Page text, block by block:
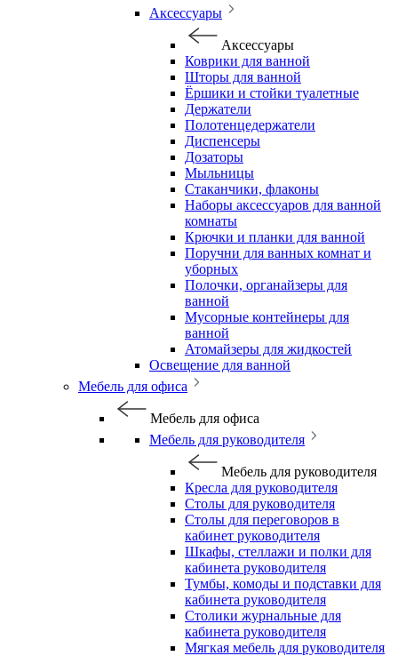
Аксессуары
Аксессуары
Коврики для ванной
Шторы для ванной
Ёршики и стойки туалетные
Держатели
Полотенцедержатели
Диспенсеры
Дозаторы
Мыльницы
Стаканчики, флаконы
Наборы аксессуаров для ванной
комнаты
Крючки и планки для ванной
Поручни для ванных комнат и
уборных
Полочки, органайзеры для
ванной
Мусорные контейнеры для
ванной
Атомайзеры для жидкостей
Освещение для ванной
Мебель для офиса
Мебель для офиса
Мебель для руководителя
Мебель для руководителя
Кресла для руководителя
Столы для руководителя
Столы для переговоров в
кабинет руководителя
Шкафы, стеллажи и полки для
кабинета руководителя
Тумбы, комоды и подставки для
кабинета руководителя
Столики журнальные для
кабинета руководителя
Мягкая мебель для руководителя